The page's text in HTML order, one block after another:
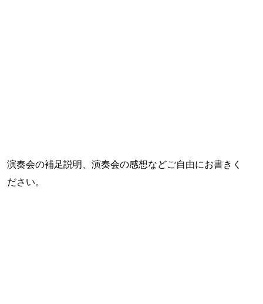
演奏会の補足説明、演奏会の感想などご自由にお書きく
ださい。